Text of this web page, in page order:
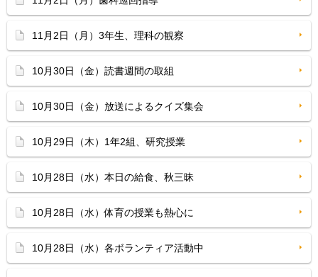
11月2日（月）3年生、理科の観察
10月30日（金）読書週間の取組
10月30日（金）放送によるクイズ集会
10月29日（木）1年2組、研究授業
10月28日（水）本日の給食、秋三昧
10月28日（水）体育の授業も熱心に
10月28日（水）各ボランティア活動中